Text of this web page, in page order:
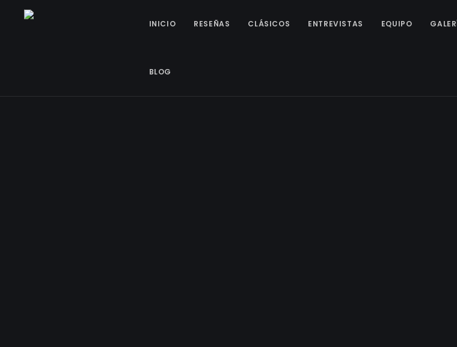
INICIO RESEÑAS CLÁSICOS ENTREVISTAS EQUIPO
BLOG